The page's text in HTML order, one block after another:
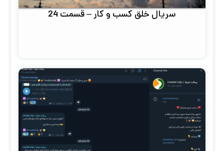
سریال خلق کسب و کار – قسمت 24